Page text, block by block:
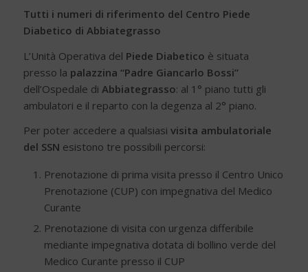
Tutti i numeri di riferimento del Centro Piede
Diabetico di Abbiategrasso
L’Unità Operativa del Piede Diabetico è situata
presso la palazzina “Padre Giancarlo Bossi”
dell’Ospedale di Abbiategrasso: al 1° piano tutti gli
ambulatori e il reparto con la degenza al 2° piano.
Per poter accedere a qualsiasi visita ambulatoriale
del SSN esistono tre possibili percorsi:
Prenotazione di prima visita presso il Centro Unico
Prenotazione (CUP) con impegnativa del Medico
Curante
Prenotazione di visita con urgenza differibile
mediante impegnativa dotata di bollino verde del
Medico Curante presso il CUP